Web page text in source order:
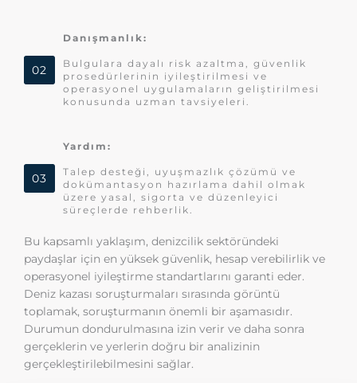
02
Danışmanlık:
Bulgulara dayalı risk azaltma, güvenlik
prosedürlerinin iyileştirilmesi ve
operasyonel uygulamaların geliştirilmesi
konusunda uzman tavsiyeleri.
03
Yardım:
Talep desteği, uyuşmazlık çözümü ve
dokümantasyon hazırlama dahil olmak
üzere yasal, sigorta ve düzenleyici
süreçlerde rehberlik.
Bu kapsamlı yaklaşım, denizcilik sektöründeki
paydaşlar için en yüksek güvenlik, hesap verebilirlik ve
operasyonel iyileştirme standartlarını garanti eder.
Deniz kazası soruşturmaları sırasında görüntü
toplamak, soruşturmanın önemli bir aşamasıdır.
Durumun dondurulmasına izin verir ve daha sonra
gerçeklerin ve yerlerin doğru bir analizinin
gerçekleştirilebilmesini sağlar.